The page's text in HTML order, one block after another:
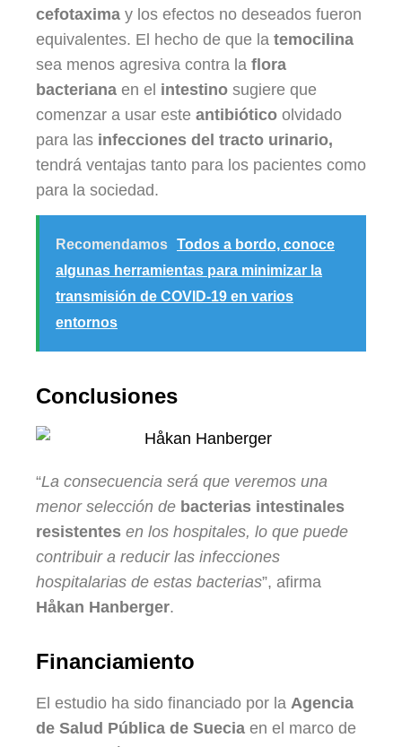
cefotaxima y los efectos no deseados fueron
equivalentes. El hecho de que la temocilina
sea menos agresiva contra la flora
bacteriana en el intestino sugiere que
comenzar a usar este antibiótico olvidado
para las infecciones del tracto urinario,
tendrá ventajas tanto para los pacientes como
para la sociedad.
Recomendamos Todos a bordo, conoce
algunas herramientas para minimizar la
transmisión de COVID-19 en varios
entornos
Conclusiones
“La consecuencia será que veremos una
menor selección de bacterias intestinales
resistentes en los hospitales, lo que puede
contribuir a reducir las infecciones
hospitalarias de estas bacterias”, afirma
Håkan Hanberger.
Financiamiento
El estudio ha sido financiado por la Agencia
de Salud Pública de Suecia en el marco de